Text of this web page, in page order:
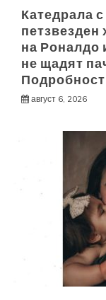
Катедрала
петзвезден
на
не щадят
август 6, 2026